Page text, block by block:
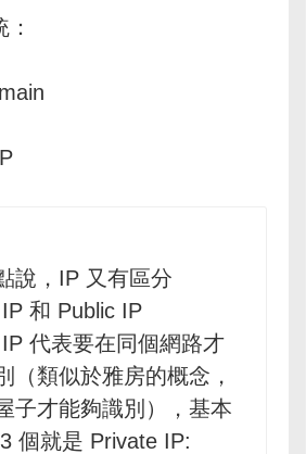
說，IP 又有區分
和 Public IP
代表要在同個網路才
（類似於雅房的概念，
子才能夠識別），基本
3 個就是 Private IP: